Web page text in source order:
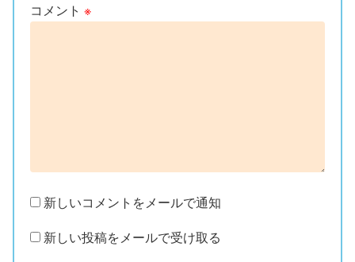
コメント ※
新しいコメントをメールで通知
新しい投稿をメールで受け取る